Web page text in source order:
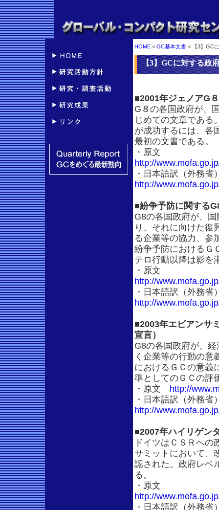
HOME < GC基本文書 < 【3】GC
【3】GCに対する政
■2001年ジェノアG
G８の各国政府が、
じめての文章である
が成功するには、各
最初の文書である。
・原文
http://
・日本語訳（外務省
http://
■紛争予防に関する
G8の各国政府が、
り、それに向けた復
る企業等の協力、参
紛争予防におけるＧ
テロ行動以降は影を
・原文
http://
・日本語訳（外務省
http://
■2003年エビアンサ
宣言）
G8の各国政府が、
く企業等の行動の意
におけるＧＣの意義
準としてのＧＣの評
・原文 http://
・日本語訳（外務省
http://
■2007年ハイリゲン
ドイツはＣＳＲへ
サミットにおいて、
認された。政府レベ
る。
・原文
http://
・日本語訳（外務省